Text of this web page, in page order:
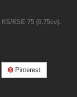
KS/KSE 75 (0,75cv).
Pinterest